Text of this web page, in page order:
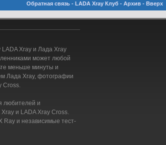
Обратная связь - LADA Xray Клуб - Архив - Вверх
Xray и Лада Xray
может любой
меньше минуты и
Лада Xray, фотографии
Cross.
любителей и
и LADA Xray Cross.
Ray и независимые тест-